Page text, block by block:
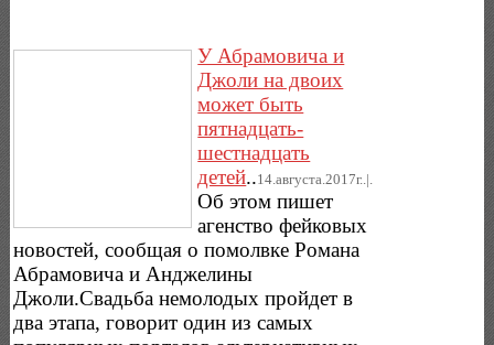
У Абрамовича и
Джоли на двоих
может быть
пятнадцать-
шестнадцать
детей..14.августа.2017г..|.
Об этом пишет
агенство фейковых
новостей, сообщая о помолвке Романа
Абрамовича и Анджелины
Джоли.Свадьба немолодых пройдет в
два этапа, говорит один из самых